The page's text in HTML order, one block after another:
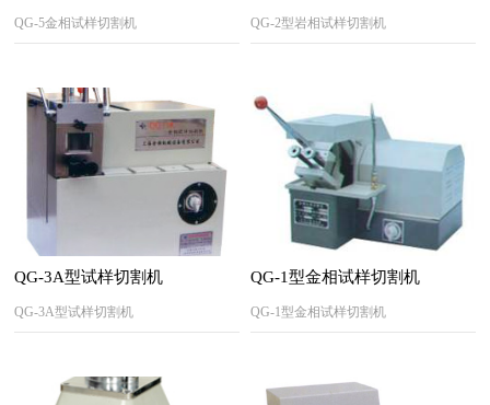
QG-5金相试样切割机 QG-2型岩相试样切割机
QG-3A型试样切割机
QG-3A型试样切割机
QG-1型金相试样切割机
QG-1型金相试样切割机